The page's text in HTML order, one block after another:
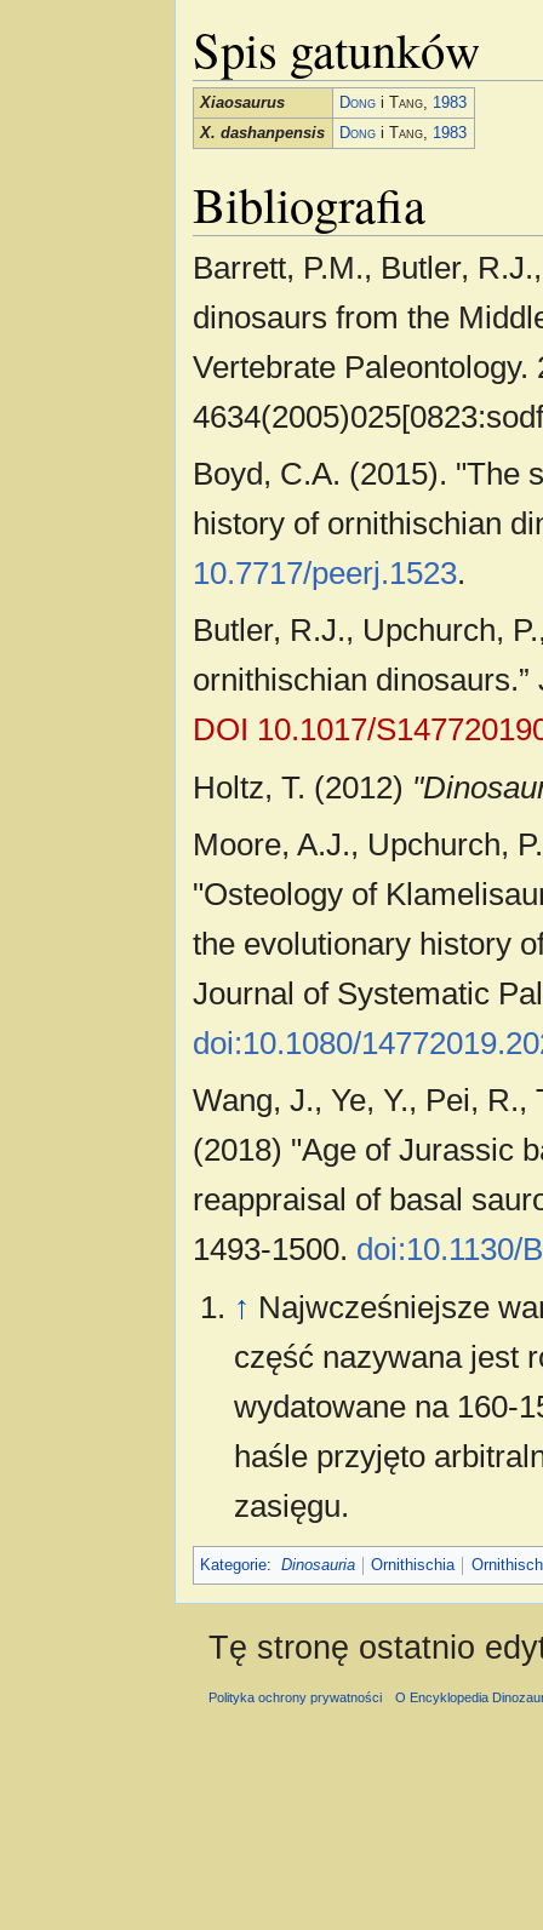
Spis gatunków
Xiaosaurus Dong iTang
1983
X. dashanpensis
Dong iTang 1983
Bibliografia
Barrett, P.M., Butler,
dinosaurs from the
Vertebrate
Boyd, C.A. (2015). "The
history of ornithischian
10.7717/peerj.1523.
Butler, R.J., Upchurch,
ornithischian
DOI 10.1017/
Holtz, T. (2012)
Moore, A.J., Upchurch,
"Osteology of
the evolutionary history
Journal of Systematic
doi:10.1080/
Wang, J., Ye, Y., Pei,
(2018) "Age of Jurassic
reappraisal of basal
1493-1500. doi:10.1130/
↑ Najwcześniejsze
część nazywana jest
wydatowane na 160-
haśle przyjęto
zasięgu.
Kategorie: Dinosauria Ornithischia
Tę stronę ostatnio
Polityka ochrony prywatności O Encyklopedia